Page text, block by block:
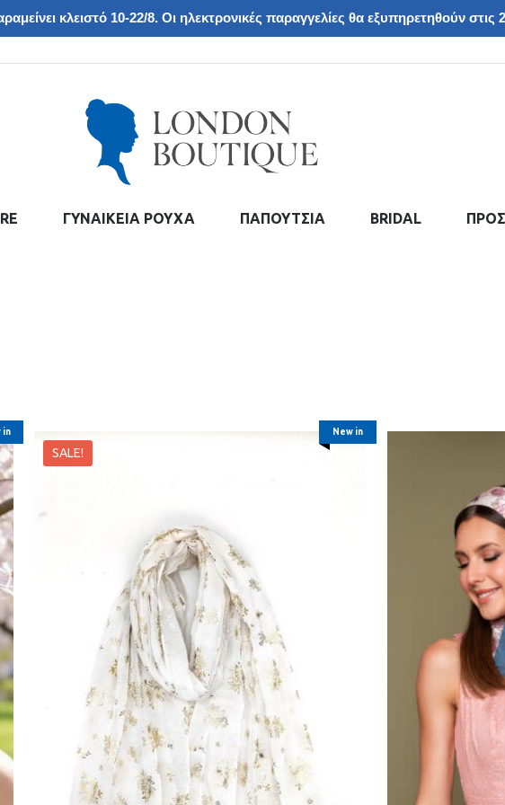
κλειστό 10-22/8. Οι ηλεκτρονικές παραγγελίες θα εξυπηρετηθούν στις
ΓΥΝΑΙΚΕΙΑ ΡΟΥΧΑ ΠΑΠΟΥΤΣΙΑ BRIDAL
in New in
SALE!